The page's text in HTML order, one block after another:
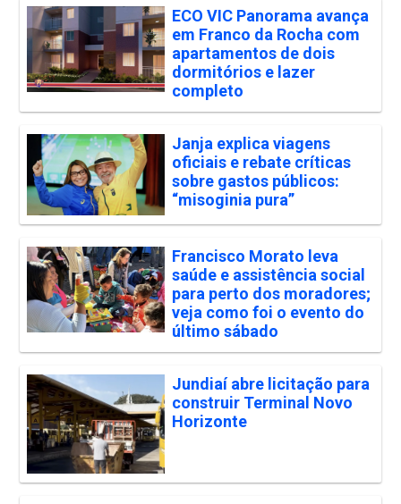
ECO VIC Panorama avança
em Franco da Rocha com
apartamentos de dois
dormitórios e lazer
completo
Janja explica viagens
oficiais e rebate críticas
sobre gastos públicos:
“misoginia pura”
Francisco Morato leva
saúde e assistência social
para perto dos moradores;
veja como foi o evento do
último sábado
Jundiaí abre licitação para
construir Terminal Novo
Horizonte